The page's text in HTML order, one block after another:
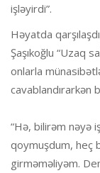
işləyirdi”.
Həyatda
Şaşıkoğlu “Uzaq
onlarla
cavablandırarkən
“Hə, bilirəm nəyə
qoymuşdum, heç
girməməliyəm.